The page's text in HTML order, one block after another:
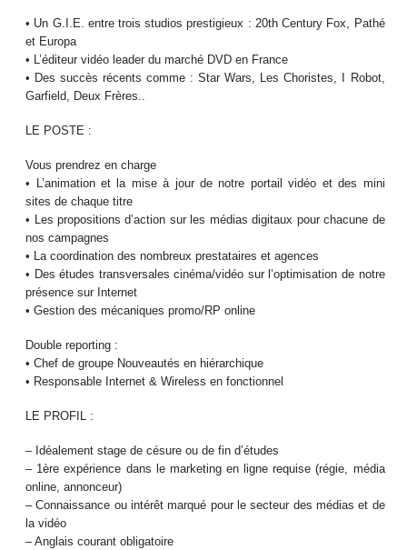
• Un G.I.E. entre trois studios prestigieux : 20th Century Fox, Pathé
et Europa
• L’éditeur vidéo leader du marché DVD en France
• Des succès récents comme : Star Wars, Les Choristes, I Robot,
Garfield, Deux Frères..
LE POSTE :
Vous prendrez en charge
• L’animation et la mise à jour de notre portail vidéo et des mini
sites de chaque titre
• Les propositions d’action sur les médias digitaux pour chacune de
nos campagnes
• La coordination des nombreux prestataires et agences
• Des études transversales cinéma/vidéo sur l’optimisation de notre
présence sur Internet
• Gestion des mécaniques promo/RP online
Double reporting :
• Chef de groupe Nouveautés en hiérarchique
• Responsable Internet & Wireless en fonctionnel
LE PROFIL :
– Idéalement stage de césure ou de fin d’études
– 1ère expérience dans le marketing en ligne requise (régie, média
online, annonceur)
– Connaissance ou intérêt marqué pour le secteur des médias et de
la vidéo
– Anglais courant obligatoire